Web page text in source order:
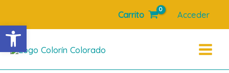
Abrir barra de herramientas
contenido
Carrito Acceder
Main